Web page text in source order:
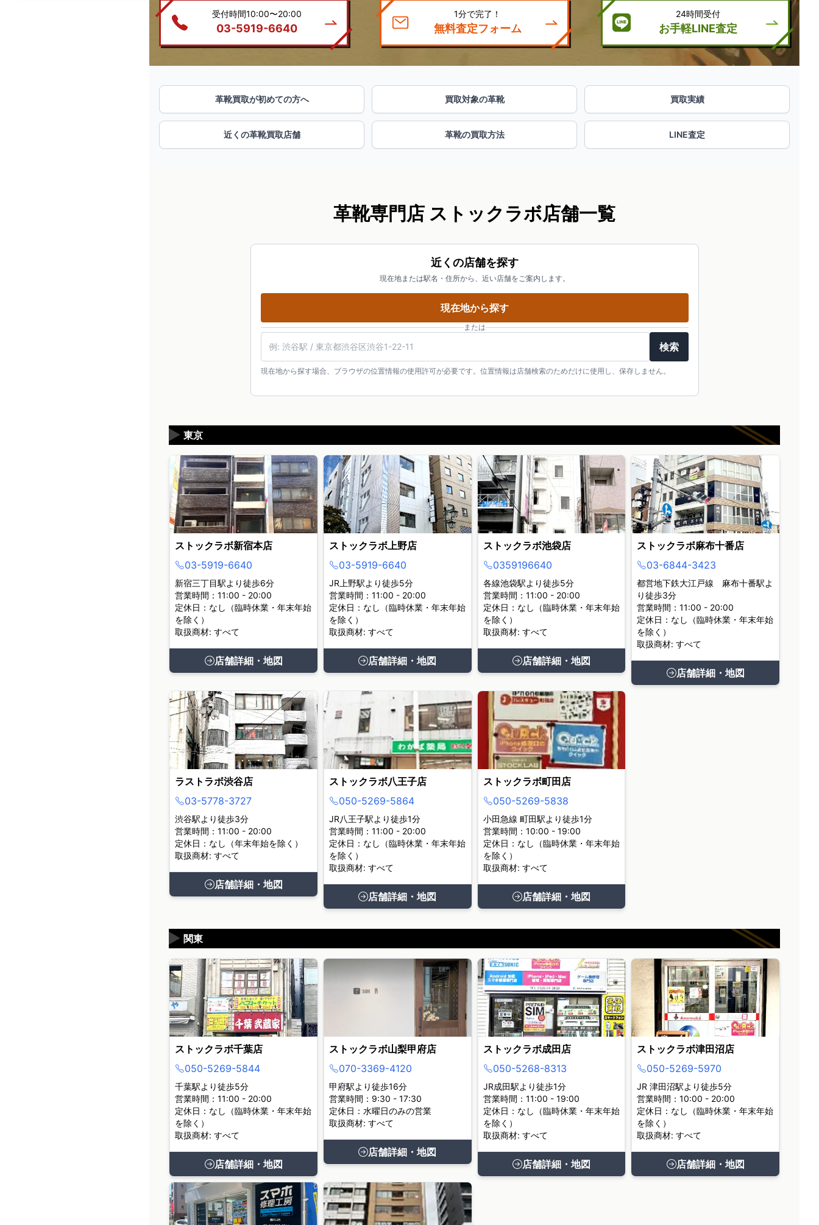
受付時間10:00〜20:00
03-5919-6640
1分で完了！
無料査定フォーム
24時間受付
お手軽LINE査定
革靴買取が初めての方へ 買取対象の革靴 買取実績
近くの革靴買取店舗 革靴の買取方法 LINE査定
革靴専門店 ストックラボ店舗一覧
近くの店舗を探す
現在地または駅名・住所から、近い店舗をご案内します。
現在地から探す
または
検索
現在地から探す場合、ブラウザの位置情報の使用許可が必要です。位置情報は店舗検索のためだけに使用し、保存しません。
東京
▶
ストックラボ新宿本店
03-5919-6640
新宿三丁目駅より徒歩6分
営業時間：11:00 - 20:00
定休日：なし（臨時休業・年末年始
を除く）
取扱商材: すべて
店舗詳細・地図
ストックラボ上野店
03-5919-6640
JR上野駅より徒歩5分
営業時間：11:00 - 20:00
定休日：なし（臨時休業・年末年始
を除く）
取扱商材: すべて
店舗詳細・地図
ストックラボ池袋店
0359196640
各線池袋駅より徒歩5分
営業時間：11:00 - 20:00
定休日：なし（臨時休業・年末年始
を除く）
取扱商材: すべて
店舗詳細・地図
ストックラボ麻布十番店
03-6844-3423
都営地下鉄大江戸線 麻布十番駅よ
り徒歩3分
営業時間：11:00 - 20:00
定休日：なし（臨時休業・年末年始
を除く）
取扱商材: すべて
店舗詳細・地図
ラストラボ渋谷店
03-5778-3727
渋谷駅より徒歩3分
営業時間：11:00 - 20:00
定休日：なし（年末年始を除く）
取扱商材: すべて
店舗詳細・地図
ストックラボ八王子店
050-5269-5864
JR八王子駅より徒歩1分
営業時間：11:00 - 20:00
定休日：なし（臨時休業・年末年始
を除く）
取扱商材: すべて
店舗詳細・地図
ストックラボ町田店
050-5269-5838
小田急線 町田駅より徒歩1分
営業時間：10:00 - 19:00
定休日：なし（臨時休業・年末年始
を除く）
取扱商材: すべて
店舗詳細・地図
関東
▶
ストックラボ千葉店
050-5269-5844
千葉駅より徒歩5分
営業時間：11:00 - 20:00
定休日：なし（臨時休業・年末年始
を除く）
取扱商材: すべて
店舗詳細・地図
ストックラボ山梨甲府店
070-3369-4120
甲府駅より徒歩16分
営業時間：9:30 - 17:30
定休日：水曜日のみの営業
取扱商材: すべて
店舗詳細・地図
ストックラボ成田店
050-5268-8313
JR成田駅より徒歩1分
営業時間：11:00 - 19:00
定休日：なし（臨時休業・年末年始
を除く）
取扱商材: すべて
店舗詳細・地図
ストックラボ津田沼店
050-5269-5970
JR 津田沼駅より徒歩5分
営業時間：10:00 - 20:00
定休日：なし（臨時休業・年末年始
を除く）
取扱商材: すべて
店舗詳細・地図